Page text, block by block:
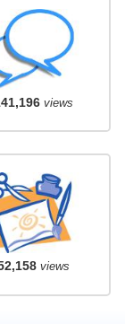
views
views